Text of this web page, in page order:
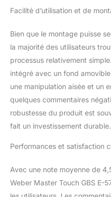
Facilité d’utilisation et de
Bien que le montage puisse
la majorité des utilisateurs
processus relativement
intégré avec un fond
une manipulation aisée et un
quelques commentaires
robustesse du produit est
fait un investissement durable.
Performances et satisfaction
Avec une note moyenne de
Weber Master Touch GBS E-